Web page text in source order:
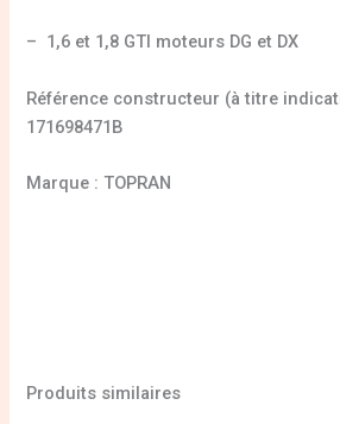
– 1,6 et 1,8 GTI moteurs DG et DX
Référence constructeur (à titre
171698471B
Marque : TOPRAN
Produits similaires